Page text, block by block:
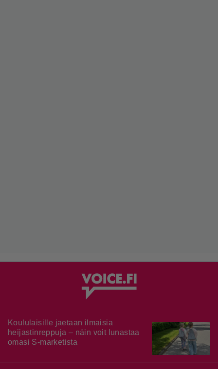
Koululaisille jaetaan ilmaisia
heijastinreppuja – näin voit lunastaa
omasi S-marketista